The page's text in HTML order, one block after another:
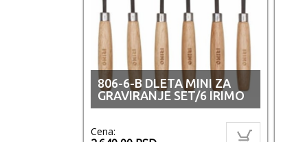
806-6-B DLETA MINI ZA
GRAVIRANJE SET/6 IRIMO
Cena: